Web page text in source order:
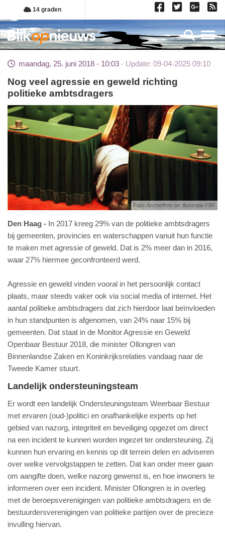
Overslaan
en
naar
de
gaan
14 graden
maandag, 25. juni 2018 - 10:03 Update: 09-04-2025 09:10
Nog veel agressie en geweld richting
politieke ambtsdragers
Foto: Archieffoto ter illustratie FBF
Den Haag
In 2017 kreeg 29% van de politieke ambtsdragers
bij gemeenten, provincies en waterschappen vanuit hun functie
te maken met agressie of geweld. Dat is 2% meer dan in 2016,
waar 27% hiermee geconfronteerd werd.
Agressie en geweld vinden vooral in het persoonlijk contact
plaats, maar steeds vaker ook via social media of internet. Het
aantal politieke ambtsdragers dat zich hierdoor laat beïnvloeden
in hun standpunten is afgenomen, van 24% naar 15% bij
gemeenten. Dat staat in de Monitor Agressie en Geweld
Openbaar Bestuur 2018, die minister Ollongren van
Binnenlandse Zaken en Koninkrijksrelaties vandaag naar de
Tweede Kamer stuurt.
Landelijk ondersteuningsteam
Er wordt een landelijk Ondersteuningsteam Weerbaar Bestuur
met ervaren (oud-)politici en onafhankelijke experts op het
gebied van nazorg, integriteit en beveiliging opgezet om direct
na een incident te kunnen worden ingezet ter ondersteuning. Zij
kunnen hun ervaring en kennis op dit terrein delen en adviseren
over welke vervolgstappen te zetten. Dat kan onder meer gaan
om aangifte doen, welke nazorg gewenst is, en hoe inwoners te
informeren over een incident. Minister Ollongren is in overleg
met de beroepsverenigingen van politieke ambtsdragers en de
bestuurdersverenigingen van politieke partijen over de precieze
invulling hiervan.